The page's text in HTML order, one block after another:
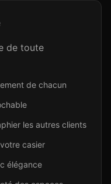
de toute
de chacun
les autres clients
casier
élégance